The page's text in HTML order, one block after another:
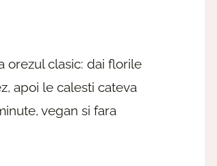
orezul clasic: dai florile
apoi le calesti cateva
vegan si fara